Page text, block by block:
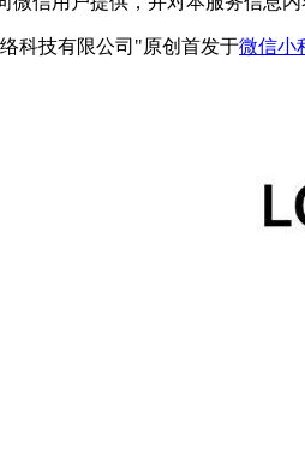
科技有限公司"原创首发于微信小